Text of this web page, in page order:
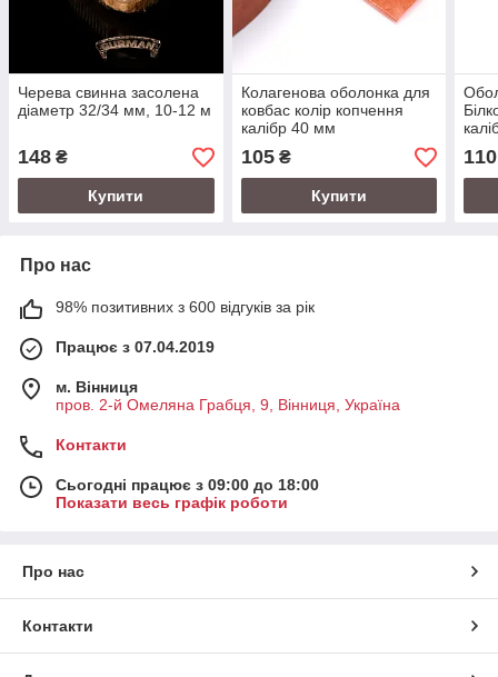
Черева свинна засолена
діаметр 32/34 мм, 10-12 м
148 ₴
Купити
Колагенова оболонка для
ковбас колір копчення
калібр 40 мм
105₴
Купити
110
Про нас
98% позитивних з 600 відгуків за рік
Працює з 07.04.2019
м. Вінниця
пров. 2-й Омеляна Грабця, 9, Вінниця, Україна
Контакти
Сьогодні працює з 09:00 до 18:00
Показати весь графік роботи
Про нас
Контакти